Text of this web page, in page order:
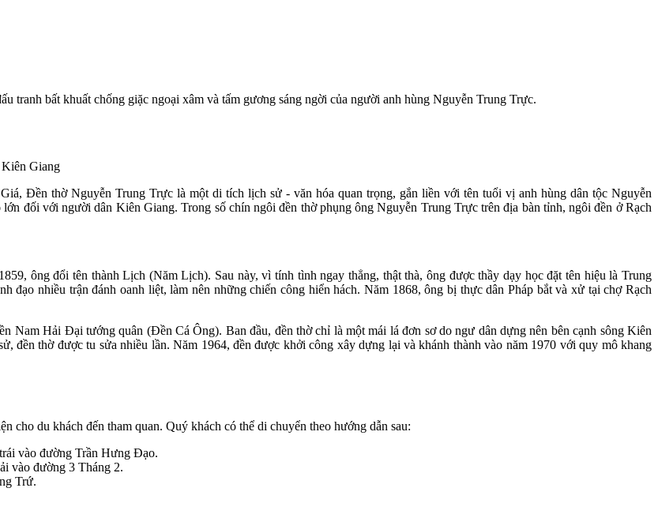
tranh bất khuất chống giặc ngoại xâm và tấm gương sáng ngời của người anh hùng Nguyễn Trung Trực.
Giang
Đền thờ Nguyễn Trung Trực là một di tích lịch sử - văn hóa quan trọng, gắn liền với tên tuổi vị anh hùng dân tộc Nguyễn
đối với người dân Kiên Giang. Trong số chín ngôi đền thờ phụng ông Nguyễn Trung Trực trên địa bàn tỉnh, ngôi đền ở Rạch
ông đổi tên thành Lịch (Năm Lịch). Sau này, vì tính tình ngay thẳng, thật thà, ông được thầy dạy học đặt tên hiệu là Trung
nhiều trận đánh oanh liệt, làm nên những chiến công hiển hách. Năm 1868, ông bị thực dân Pháp bắt và xử tại chợ Rạch
Nam Hải Đại tướng quân (Đền Cá Ông). Ban đầu, đền thờ chỉ là một mái lá đơn sơ do ngư dân dựng nên bên cạnh sông Kiên
đền thờ được tu sửa nhiều lần. Năm 1964, đền được khởi công xây dựng lại và khánh thành vào năm 1970 với quy mô khang
cho du khách đến tham quan. Quý khách có thể di chuyển theo hướng dẫn sau:
vào đường Trần Hưng Đạo.
vào đường 3 Tháng 2.
Trứ.